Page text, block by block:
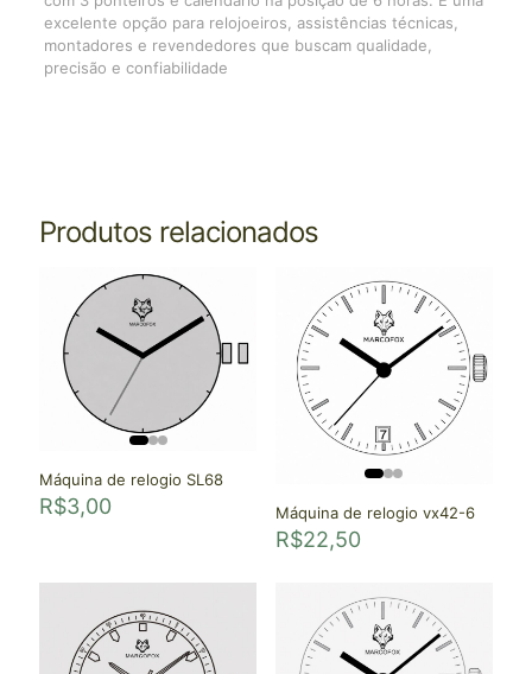
excelente opção para relojoeiros, assistências técnicas,
montadores e revendedores que buscam qualidade,
precisão e confiabilidade
Produtos relacionados
Máquina de relogio SL68
R$3,00 Máquina de relogio vx42-6
R$22,50